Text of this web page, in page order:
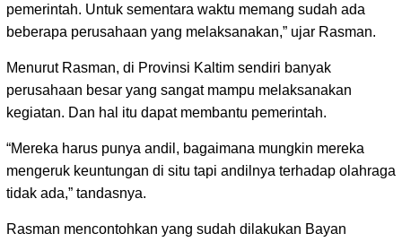
pemerintah. Untuk sementara waktu memang sudah ada
beberapa perusahaan yang melaksanakan,” ujar Rasman.
Menurut Rasman, di Provinsi Kaltim sendiri banyak
perusahaan besar yang sangat mampu melaksanakan
kegiatan. Dan hal itu dapat membantu pemerintah.
“Mereka harus punya andil, bagaimana mungkin mereka
mengeruk keuntungan di situ tapi andilnya terhadap olahraga
tidak ada,” tandasnya.
Rasman mencontohkan yang sudah dilakukan Bayan